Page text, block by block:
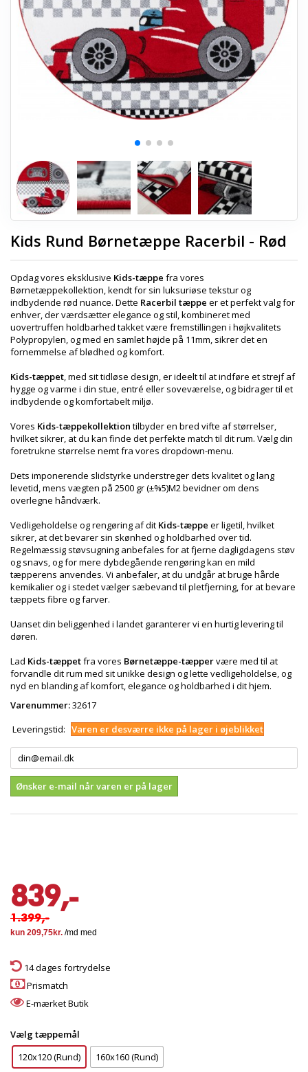
+
HAVEMØBLER
+
ENTREMØBLER
SPAR PENGE PÅ UDVALGTE VARER
Kids Rund Børnetæppe Racerbil - Rød
Opdag vores eksklusive Kids-tæppe fra vores
Børnetæppekollektion, kendt for sin luksuriøse tekstur og
indbydende rød nuance. Dette Racerbil tæppe er et perfekt valg for
enhver, der værdsætter elegance og stil, kombineret med
uovertruffen holdbarhed takket være fremstillingen i højkvalitets
Polypropylen, og med en samlet højde på 11mm, sikrer det en
fornemmelse af blødhed og komfort.
Kids-tæppet, med sit tidløse design, er ideelt til at indføre et strejf af
hygge og varme i din stue, entré eller soveværelse, og bidrager til et
indbydende og komfortabelt miljø.
Vores Kids-tæppekollektion tilbyder en bred vifte af størrelser,
hvilket sikrer, at du kan finde det perfekte match til dit rum. Vælg din
foretrukne størrelse nemt fra vores dropdown-menu.
Dets imponerende slidstyrke understreger dets kvalitet og lang
levetid, mens vægten på 2500 gr (±%5)M2 bevidner om dens
overlegne håndværk.
Vedligeholdelse og rengøring af dit Kids-tæppe er ligetil, hvilket
sikrer, at det bevarer sin skønhed og holdbarhed over tid.
Regelmæssig støvsugning anbefales for at fjerne dagligdagens støv
og snavs, og for mere dybdegående rengøring kan en mild
tæpperens anvendes. Vi anbefaler, at du undgår at bruge hårde
kemikalier og i stedet vælger sæbevand til pletfjerning, for at bevare
tæppets fibre og farver.
Uanset din beliggenhed i landet garanterer vi en hurtig levering til
døren.
Lad Kids-tæppetfra vores Børnetæppe-tæppervære med til at
forvandle dit rum med sit unikke design og lette vedligeholdelse, og
nyd en blanding af komfort, elegance og holdbarhed i dit hjem.
Varenummer:32617
Leveringstid: Varen er desværre ikke på lager i øjeblikket
Ønsker e-mail når varen er på lager
839,-
1.399,-
14 dages fortrydelse
Prismatch
E-mærket Butik
Vælg tæppemål
120x120 (Rund)
160x160 (Rund)